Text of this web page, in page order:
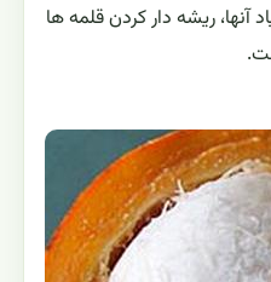
آنها، ریشه دار کردن قلمه ها